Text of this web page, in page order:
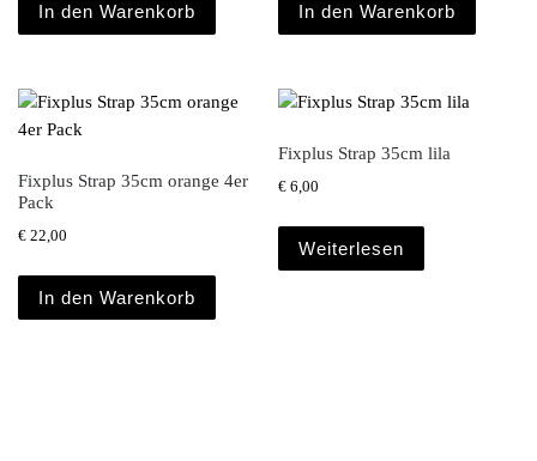
In den Warenkorb In den Warenkorb
Fixplus Strap 35cm orange 4er
Pack
€ 22,00
In den Warenkorb
Fixplus Strap 35cm lila
€ 6,00
Weiterlesen